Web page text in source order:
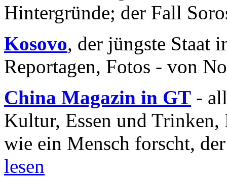
Hintergründe; der Fall
Kosovo, der jüngste Staat
Reportagen, Fotos - von
China Magazin in GT -
Kultur, Essen und
wie ein Mensch forscht,
lesen